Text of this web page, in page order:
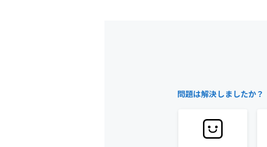
問題は解決しましたか？